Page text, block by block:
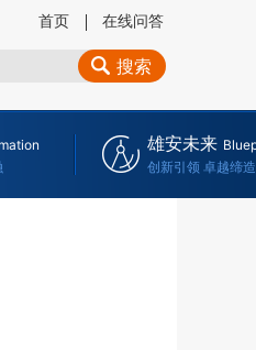
首页 在线问答
搜索
雄安未来
创新引领 卓越缔造